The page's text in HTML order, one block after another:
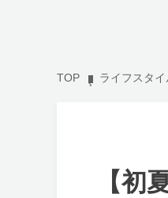
TOP ライフスタイ
【初